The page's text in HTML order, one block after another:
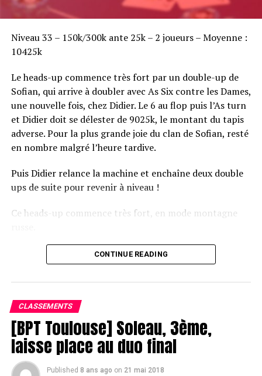
Niveau 33 – 150k/300k ante 25k – 2 joueurs – Moyenne :
10425k
Le heads-up commence très fort par un double-up de
Sofian, qui arrive à doubler avec As Six contre les Dames,
une nouvelle fois, chez Didier. Le 6 au flop puis l’As turn
et Didier doit se délester de 9025k, le montant du tapis
adverse. Pour la plus grande joie du clan de Sofian, resté
en nombre malgré l’heure tardive.
Puis Didier relance la machine et enchaîne deux double
ups de suite pour revenir à niveau !
Ce heads-up commence très fort, en mode montagne
Le champagne va réchauffer si les deux finalistes ne se décident pas !
CONTINUE READING
CLASSEMENTS
[BPT Toulouse] Soleau, 3ème,
laisse place au duo final
Published 8 ans ago on 21 mai 2018